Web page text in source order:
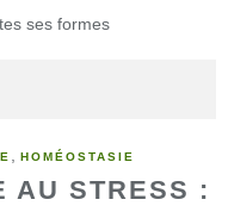
HOMÉOSTASIE
AU STRESS :